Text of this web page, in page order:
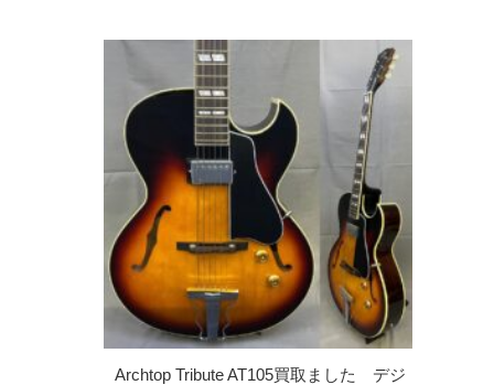
Archtop Tribute AT105買取ました デジ